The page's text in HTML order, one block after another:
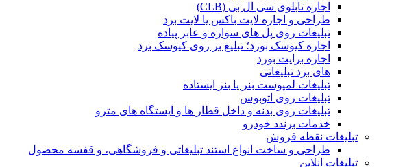
اجاره تابلوی سی ال بی (CLB)
طراحی و اجاره لایت باکس یا لایت برد
تبلیغات روی پل های سواره و عابر پیاده
اجاره کیوسک بورد؛ تبلیغ بر روی کیوسک برد
اجاره برایت بورد
های برد تبلیغاتی
تبلیغات لمپوست بنر یا بنر ایستاده
تبلیغات روی اتوبوس
تبلیغات روی بدنه و داخل قطار ها و ایستگاه های مترو
خدمات برندد خودرو
تبلیغات نقطه فروش
طراحی و ساخت انواع استند تبلیغاتی و فروشگاهی، و قفسه محصول
تبلیغات انلاین